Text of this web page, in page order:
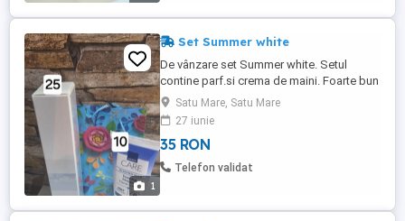
1
Set Summer white
De vânzare set Summer white. Setul
contine parf.si crema de maini. Foarte bun
cadou de Mos de Craciun de zi de
naștere.
Satu Mare, Satu Mare
27 iunie
35 RON
Telefon validat